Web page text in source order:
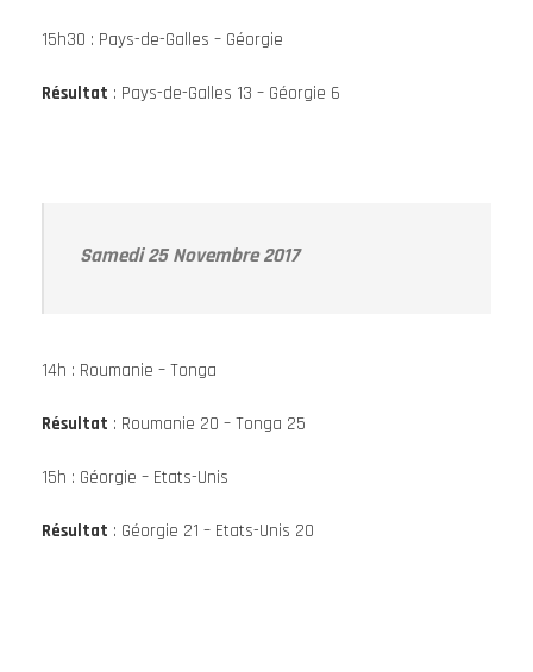
15h30 : Pays-de-Galles – Géorgie
Résultat : Pays-de-Galles 13 – Géorgie 6
Samedi 25 Novembre 2017
14h : Roumanie – Tonga
Résultat : Roumanie 20 – Tonga 25
15h : Géorgie – Etats-Unis
Résultat : Géorgie 21 – Etats-Unis 20